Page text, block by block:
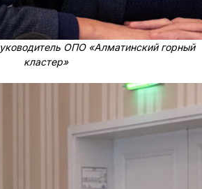
ОПО «Алматинский горный
кластер»